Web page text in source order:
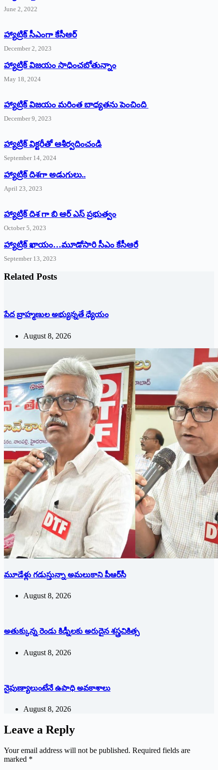
June 2, 2022
హ్యాట్రిక్‌ ‌సీఎంగా కేసీఆర్‌
December 2, 2023
హ్యాట్రిక్‌ విజయం సాధించబోతున్నాం
May 18, 2024
హ్యాట్రిక్ విజయం మరింత బాధ్యతను పెంచింది
December 9, 2023
హ్యాట్రిక్‌ ‌విక్టరీతో ఆశీర్వదించండి
September 14, 2024
‌హ్యాట్రిక్‌ ‌దిశగా అడుగులు..
April 23, 2023
హ్యాట్రిక్ దిశ గా బి ఆర్ ఎస్ ప్రభుత్వం
October 5, 2023
హ్యాట్రిక్‌ ‌ఖాయం…మూడోసారి సీఎం కేసీఆరే
September 13, 2023
Related Posts
పేద బ్రాహ్మణుల అభ్యున్నతే ధ్యేయం
August 8, 2026
మూడేళ్లు గ‌డుస్తున్నా అమ‌లుకాని పీఆర్‌సీ
August 8, 2026
అతుక్కున్న రెండు కిడ్నీలకు అరుదైన శస్త్రచికిత్స
August 8, 2026
నైపుణ్యాలుంటేనే ఉపాధి అవకాశాలు
August 8, 2026
Leave a Reply
Your email address will not be published. Required fields are
marked *